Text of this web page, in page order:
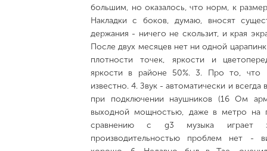
большим, но оказалось, что норм, к
Накладки с боков, думаю, вносят
держания - ничего не скользит, и края
После двух месяцев нет ни одной
плотности точек, яркости и
яркости в районе 50%. 3. Про то, что
известно. 4. Звук - автоматически и всегда
при подключении наушников (16 Ом
выходной мощностью, даже в метро на
сравнению с g3 музыка играет
производительностью проблем нет -